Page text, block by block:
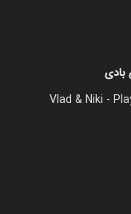
بادی
Vlad & Niki -